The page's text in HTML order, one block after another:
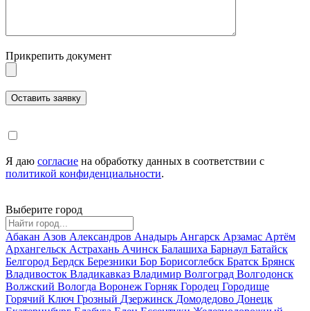
Прикрепить документ
Я даю согласие на обработку данных в соответствии с
политикой конфиденциальности.
Выберите город
Абакан Азов Александров Анадырь Ангарск Арзамас Артём
Архангельск Астрахань Ачинск Балашиха Барнаул Батайск
Белгород Бердск Березники Бор Борисоглебск Братск Брянск
Владивосток Владикавказ Владимир Волгоград Волгодонск
Волжский Вологда Воронеж Горняк Городец Городище
Горячий Ключ Грозный Дзержинск Домодедово Донецк